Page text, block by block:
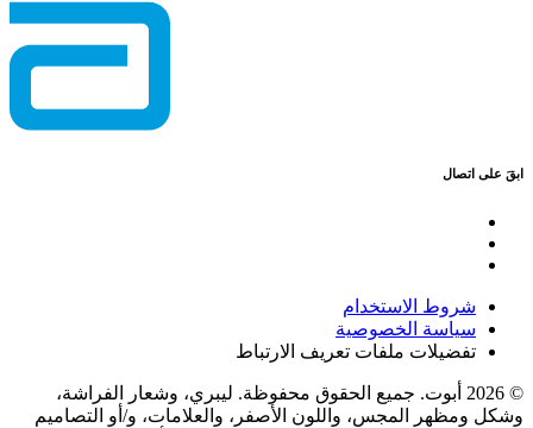
ابقَ على اتصال
شروط الاستخدام
سياسة الخصوصية
تفضيلات ملفات تعريف الارتباط
© 2026 أبوت. جميع الحقوق محفوظة. ليبري، وشعار الفراشة،
وشكل ومظهر المجس، واللون الأصفر، والعلامات، و/أو التصاميم